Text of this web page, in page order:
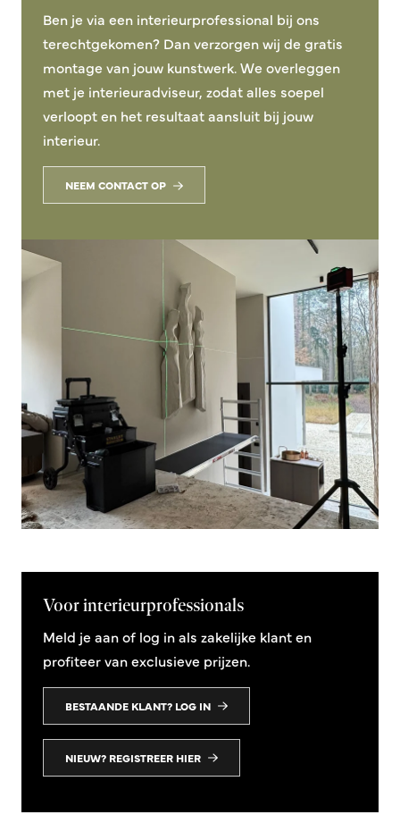
Ben je via een interieurprofessional bij ons
terechtgekomen? Dan verzorgen wij de gratis
montage van jouw kunstwerk. We overleggen
met je interieuradviseur, zodat alles soepel
verloopt en het resultaat aansluit bij jouw
interieur.
NEEM CONTACT OP
Voor interieurprofessionals
Meld je aan of log in als zakelijke klant en
profiteer van exclusieve prijzen.
BESTAANDE KLANT? LOG IN
NIEUW? REGISTREER HIER